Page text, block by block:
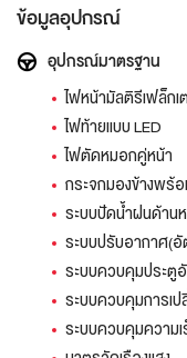
ข้อมูลอุปกรณ์
อุปกรณ์มาตรฐาน
ไฟหน้ามัลติรีเฟล็ก
ไฟท้ายแบบ LED
ไฟตัดหมอกคู่หน้า
กระจกมองข้างพร้อ
ระบบปัดน้ำฝนด้าน
ระบบปรับอากาศ(อั
ระบบควบคุมประตู
ระบบควบคุมการเ
ระบบควบคุมความ